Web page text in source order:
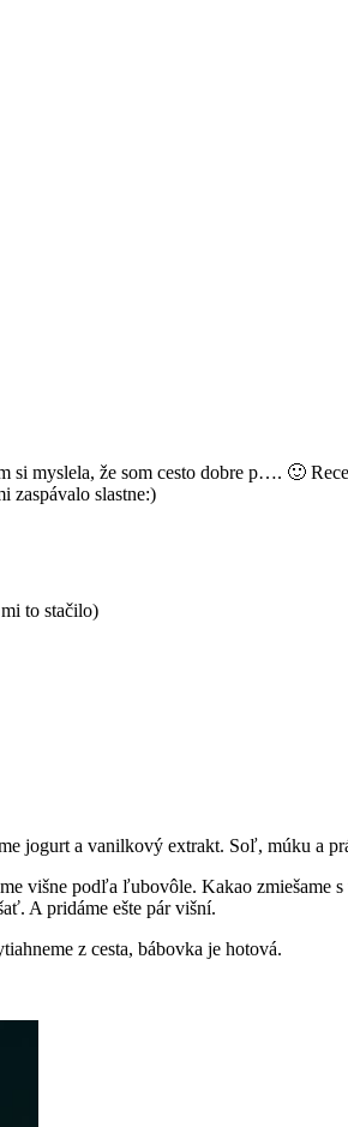
myslela, že som cesto dobre p…. 🙂
zaspávalo slastne:)
to stačilo)
jogurt a vanilkový extrakt. Soľ, múku a
višne podľa ľubovôle. Kakao zmiešame
A pridáme ešte pár višní.
z cesta, bábovka je hotová.